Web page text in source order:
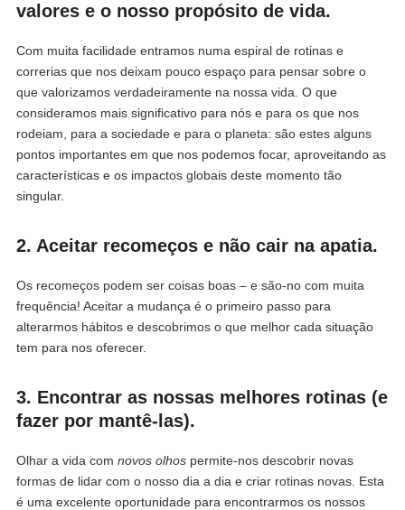
valores e o nosso propósito de vida.
Com muita facilidade entramos numa espiral de rotinas e
correrias que nos deixam pouco espaço para pensar sobre o
que valorizamos verdadeiramente na nossa vida. O que
consideramos mais significativo para nós e para os que nos
rodeiam, para a sociedade e para o planeta: são estes alguns
pontos importantes em que nos podemos focar, aproveitando as
características e os impactos globais deste momento tão
singular.
2. Aceitar recomeços e não cair na apatia.
Os recomeços podem ser coisas boas – e são-no com muita
frequência! Aceitar a mudança é o primeiro passo para
alterarmos hábitos e descobrimos o que melhor cada situação
tem para nos oferecer.
3. Encontrar as nossas melhores rotinas (e
fazer por mantê-las).
Olhar a vida com novos olhospermite-nos descobrir novas
formas de lidar com o nosso dia a dia e criar rotinas novas. Esta
é uma excelente oportunidade para encontrarmos os nossos